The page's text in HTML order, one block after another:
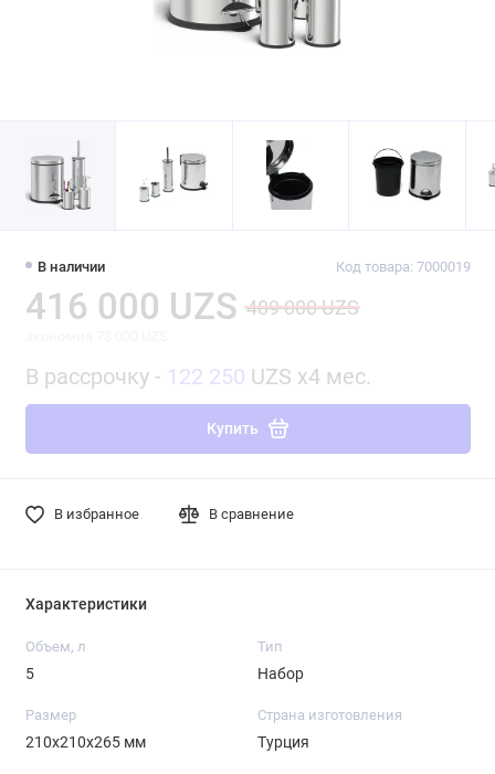
В наличии Код товара: 7000019
416 000 UZS 489 000 UZS
В рассрочку - 122 250 UZS x4 мес.
Купить
В избранное В сравнение
Характеристики
Объем, л
5
Тип
Набор
Размер
210х210х265 мм
Страна изготовления
Турция